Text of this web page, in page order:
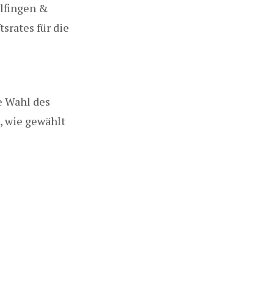
&
für die
des
wie gewählt